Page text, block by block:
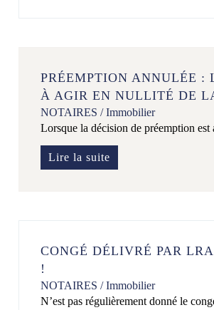
PRÉEMPTION ANNULÉE :
À AGIR EN NULLITÉ DE
NOTAIRES /Immobilier
Lorsque la décision de préemption
Lire la suite
CONGÉ DÉLIVRÉ PAR
!
NOTAIRES /Immobilier
N’est pas régulièrement donné le
Information
Nous avons recours à
à votre consentement
Plus d'informations
CONFIGURER